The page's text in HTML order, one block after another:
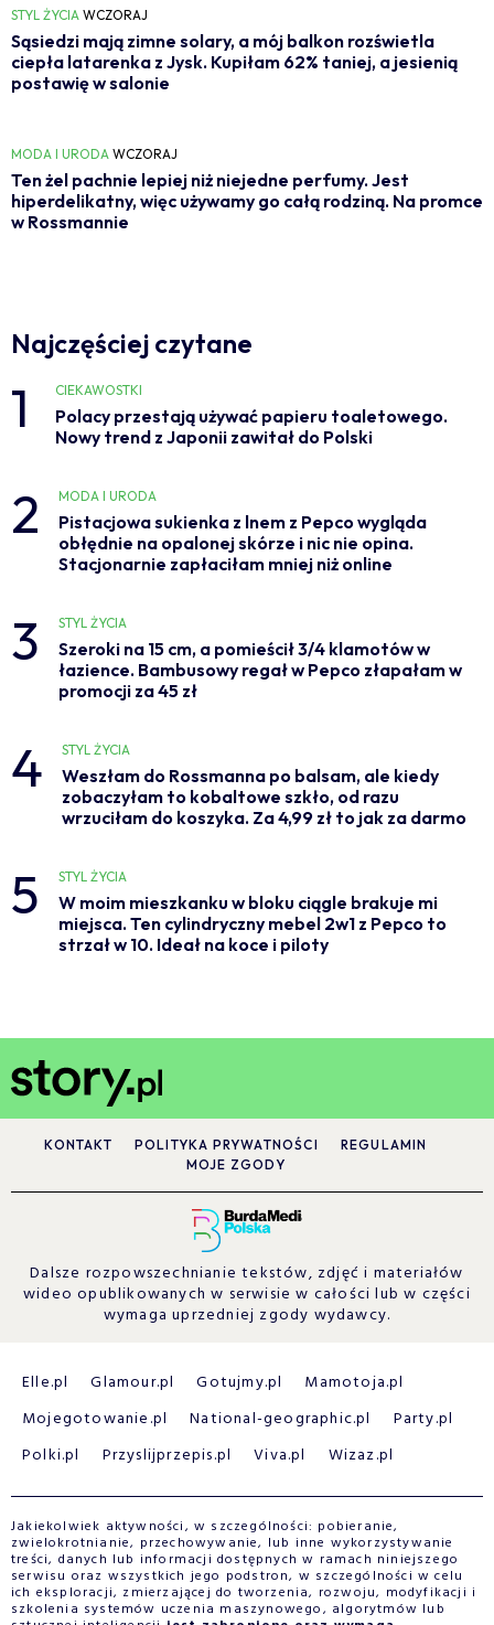
STYL ŻYCIA WCZORAJ
Sąsiedzi mają zimne solary, a mój balkon rozświetla
ciepła latarenka z Jysk. Kupiłam 62% taniej, a jesienią
postawię w salonie
MODA I URODA WCZORAJ
Ten żel pachnie lepiej niż niejedne perfumy. Jest
hiperdelikatny, więc używamy go całą rodziną. Na promce
w Rossmannie
Najczęściej czytane
1 CIEKAWOSTKI
Polacy przestają używać papieru toaletowego.
Nowy trend z Japonii zawitał do Polski
2 MODA I URODA
Pistacjowa sukienka z lnem z Pepco wygląda
obłędnie na opalonej skórze i nic nie opina.
Stacjonarnie zapłaciłam mniej niż online
3 STYL ŻYCIA
Szeroki na 15 cm, a pomieścił 3/4 klamotów w
łazience. Bambusowy regał w Pepco złapałam w
promocji za 45 zł
4 STYL ŻYCIA
Weszłam do Rossmanna po balsam, ale kiedy
zobaczyłam to kobaltowe szkło, od razu
wrzuciłam do koszyka. Za 4,99 zł to jak za darmo
5 STYL ŻYCIA
W moim mieszkanku w bloku ciągle brakuje mi
miejsca. Ten cylindryczny mebel 2w1 z Pepco to
strzał w 10. Ideał na koce i piloty
KONTAKT POLITYKA PRYWATNOŚCI
REGULAMIN
MOJE ZGODY
Dalsze rozpowszechnianie tekstów, zdjęć i materiałów
wideo opublikowanych w serwisie w całości lub w części
wymaga uprzedniej zgody wydawcy.
Elle.pl Glamour.pl Gotujmy.pl
Mamotoja.pl
Mojegotowanie.pl
National-geographic.pl
Party.pl
Polki.pl
Przyslijprzepis.pl Viva.pl Wizaz.pl
Jakiekolwiek aktywności, w szczególności: pobieranie,
zwielokrotnianie, przechowywanie, lub inne wykorzystywanie
treści, danych lub informacji dostępnych w ramach niniejszego
serwisu oraz wszystkich jego podstron, w szczególności w celu
ich eksploracji, zmierzającej do tworzenia, rozwoju, modyfikacji i
szkolenia systemów uczenia maszynowego, algorytmów lub